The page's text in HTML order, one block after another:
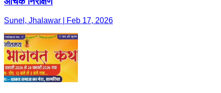
Sunel, Jhalawar | Feb 17, 2026